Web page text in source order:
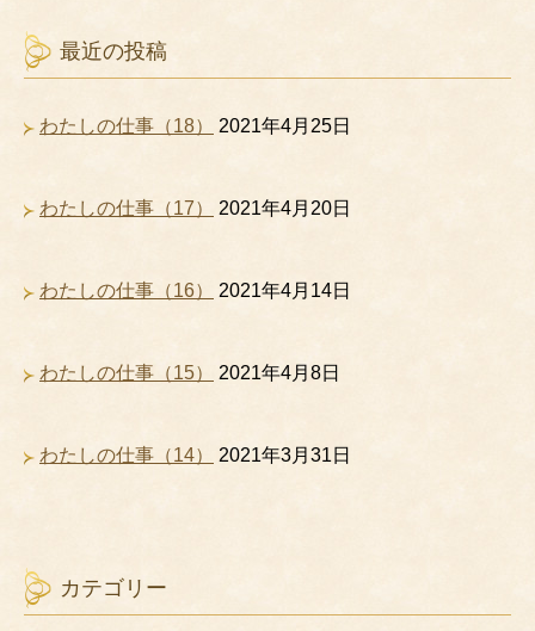
最近の投稿
わたしの仕事（18） 2021年4月25日
わたしの仕事（17） 2021年4月20日
わたしの仕事（16） 2021年4月14日
わたしの仕事（15） 2021年4月8日
わたしの仕事（14） 2021年3月31日
カテゴリー